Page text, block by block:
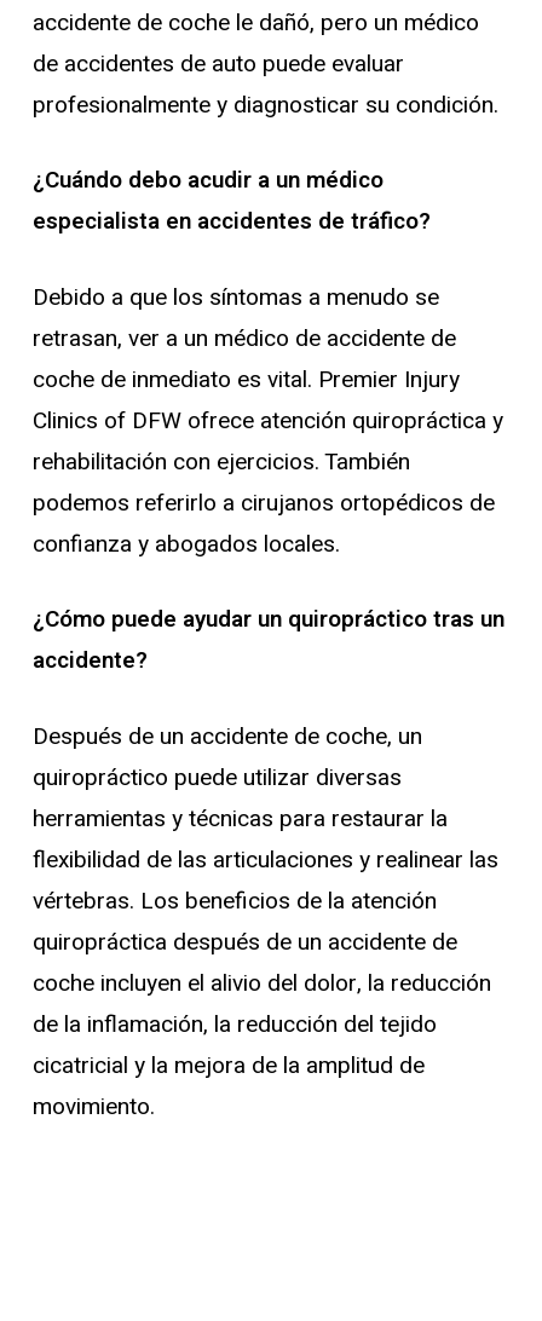
accidente de coche le dañó, pero un médico
de accidentes de auto puede evaluar
profesionalmente y diagnosticar su condición.
¿Cuándo debo acudir a un médico
especialista en accidentes de tráfico?
Debido a que los síntomas a menudo se
retrasan, ver a un médico de accidente de
coche de inmediato es vital. Premier Injury
Clinics of DFW ofrece atención quiropráctica y
rehabilitación con ejercicios. También
podemos referirlo a cirujanos ortopédicos de
confianza y abogados locales.
¿Cómo puede ayudar un quiropráctico tras un
accidente?
Después de un accidente de coche, un
quiropráctico puede utilizar diversas
herramientas y técnicas para restaurar la
flexibilidad de las articulaciones y realinear las
vértebras. Los beneficios de la atención
quiropráctica después de un accidente de
coche incluyen el alivio del dolor, la reducción
de la inflamación, la reducción del tejido
cicatricial y la mejora de la amplitud de
movimiento.